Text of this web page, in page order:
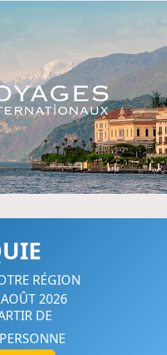
en France,
RÉGION
2026
DE